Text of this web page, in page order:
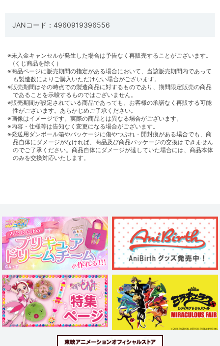
JANコード：4960919396556
※未入金キャンセルが発生した場合は予告なく再販売することがございます。
(くじ商品を除く）
※商品ページに販売期間の指定がある場合において、当該販売期間内であって
も製造数によりご購入いただけない場合がございます。
※販売期間はその時点での製造商品に対するものであり、期間限定販売の商品
であることを示唆するものではございません。
※販売期間が設定されている商品であっても、お客様の承諾なく再販する可能
性がございます。あらかじめご了承ください。
※画像はイメージです。実際の商品とは異なる場合がございます。
※内容・仕様等は告知なく変更になる場合がございます。
※発送用ダンボール箱やパッケージに傷やつぶれ・開封痕がある場合でも、商
品自体にダメージがなければ、商品及び商品パッケージの交換はできません
のでご了承ください。商品自体にダメージが達していた場合には、商品本体
のみを交換対応いたします。